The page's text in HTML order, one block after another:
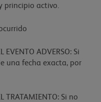
principio activo.
ADVERSO: Si
una fecha exacta, por
Si no